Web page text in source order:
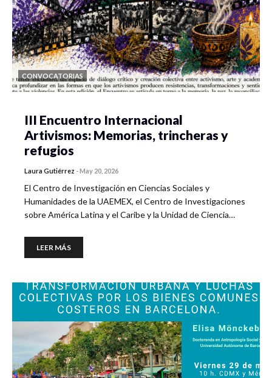
CONVOCATORIAS
III Encuentro Internacional
Artivismos: Memorias, trincheras y
refugios
Laura Gutiérrez -May 20, 2026
El Centro de Investigación en Ciencias Sociales y
Humanidades de la UAEMEX, el Centro de Investigaciones
sobre América Latina y el Caribe y la Unidad de Ciencia…
LEER MÁS